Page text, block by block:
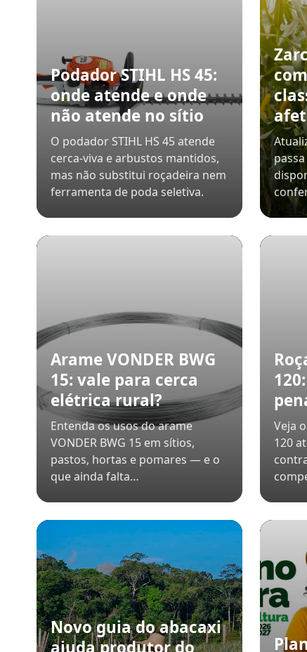
Podador STIHL HS 45:
onde atende e onde
não atende no sítio
O podador STIHL HS 45 atende
cerca-viva e arbustos mantidos,
mas não substitui roçadeira nem
ferramenta de poda seletiva.
Arame VONDER BWG
15: vale para cerca
elétrica rural?
Entenda os usos do arame
VONDER BWG 15 em sítios,
pastos, hortas e pomares — e o
que ainda falta…
Veja
120
Novo guia do abacaxi
ajuda produtor do